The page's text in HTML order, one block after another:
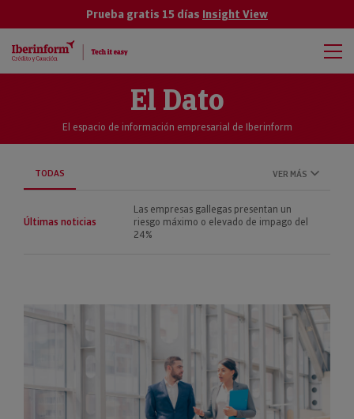
Prueba gratis 15 días Insight View
El Dato
El espacio de información empresarial de Iberinform
TODAS VER MÁS
Últimas noticias
Las empresas gallegas presentan un
riesgo máximo o elevado de impago del
24%